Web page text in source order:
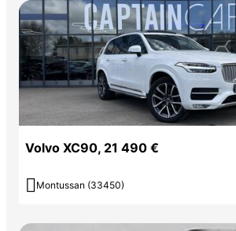
Volvo XC90, 21 490 €
 Montussan (33450)